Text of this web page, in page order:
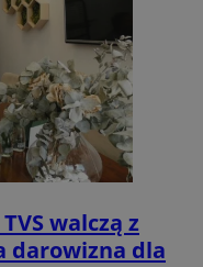
walczą z
darowizna dla